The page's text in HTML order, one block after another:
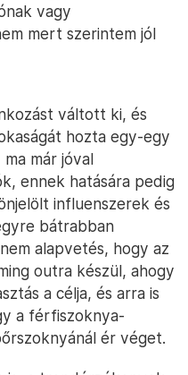
vagy
mert szerintem jól
váltott ki, és
hozta egy-egy
már jóval
ennek hatására pedig
influenszerek és
bátrabban
alapvetés, hogy az
outra készül, ahogy
a célja, és arra is
a férfiszoknya-
ér véget.